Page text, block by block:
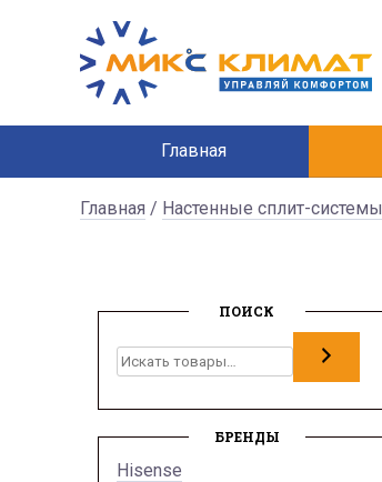
Главная
Главная / Настенные сплит-системы
ПОИСК
Поиск
БРЕНДЫ
Hisense